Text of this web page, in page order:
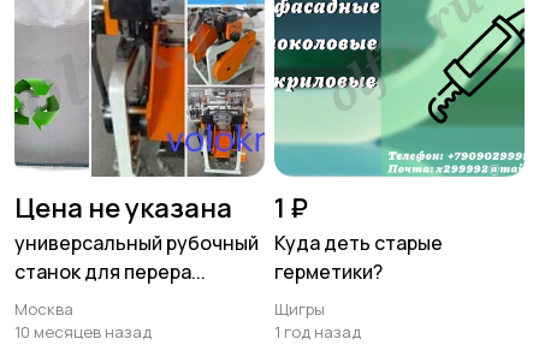
Цена не указана
универсальный рубочный
станок для перера...
Москва
10 месяцев назад
1 ₽
Куда деть старые
герметики?
Щигры
1 год назад